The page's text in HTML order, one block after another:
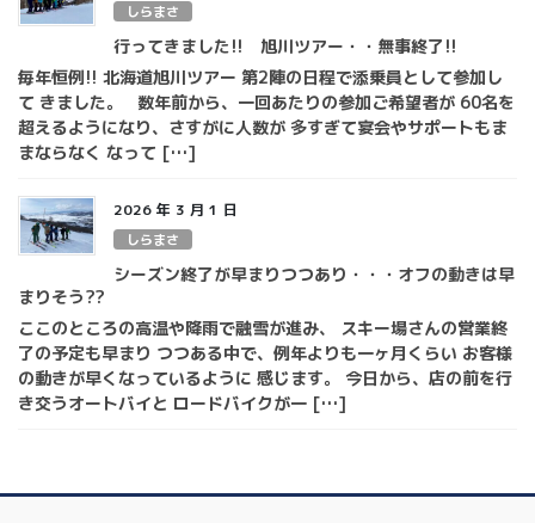
しらまさ
行ってきました!! 旭川ツアー・・無事終了!!
毎年恒例!! 北海道旭川ツアー 第2陣の日程で添乗員として参加し
て きました。 数年前から、一回あたりの参加ご希望者が 60名を
超えるようになり、さすがに人数が 多すぎて宴会やサポートもま
まならなく なって […]
2026 年 3 月 1 日
しらまさ
シーズン終了が早まりつつあり・・・オフの動きは早
まりそう??
ここのところの高温や降雨で融雪が進み、 スキー場さんの営業終
了の予定も早まり つつある中で、例年よりも一ヶ月くらい お客様
の動きが早くなっているように 感じます。 今日から、店の前を行
き交うオートバイと ロードバイクが一 […]